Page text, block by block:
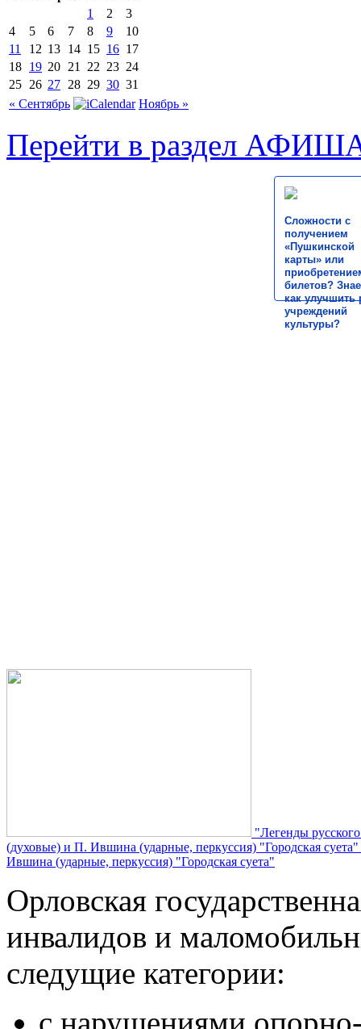
1
2
3
4
5 6 7 8 9
10
11
12 13 14 15 16 17
18 19 20 21 22 23 24
25 26 27 28 29 30 31
« Сентябрь
Ноябрь »
Перейти в раздел
Сложности с
получением
«Пушкинской
карты» или
билетов?
как улучшить
учреждений
культуры?
"Легенды
(духовые) и П. Ившина (ударные, перкуссия) "Городская суета"
Ившина (ударные, перкуссия) "Городская суета"
Орловская
инвалидов и
следущие категории: